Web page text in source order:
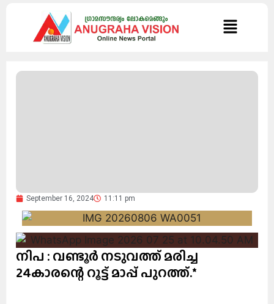
September 16, 2024 11:11 pm
നിപ : വണ്ടൂർ നടുവത്ത് മരിച്ച
24കാരന്റെ റൂട്ട് മാപ്പ് പുറത്ത്.*